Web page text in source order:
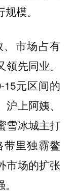
模。
市场占有
先同业。
元区间的
上阿姨、
雪冰城主打
里独霸鳌
市场的扩张